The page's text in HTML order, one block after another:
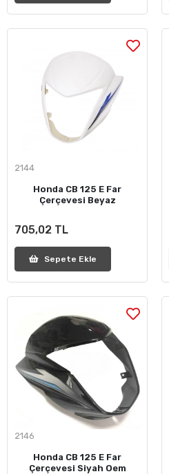
2144
Honda CB 125 E Far
Çerçevesi Beyaz
705,02 TL
Sepete Ekle
2146
Honda CB 125 E Far
Çerçevesi Siyah Oem